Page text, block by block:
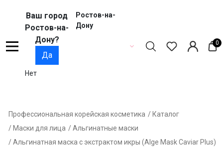
Ваш город
Ростов-на-
Дону?
Да
Нет
Ростов-на-
Дону
0
Профессиональная корейская косметика / Каталог
/ Маски для лица / Альгинатные маски
/ Альгинатная маска с экстрактом икры (Alge Mask Caviar Plus)